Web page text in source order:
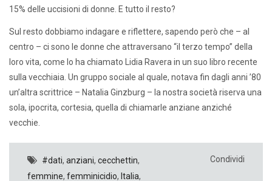
15% delle uccisioni di donne. E tutto il resto?
Sul resto dobbiamo indagare e riflettere, sapendo però che – al
centro – ci sono le donne che attraversano “il terzo tempo” della
loro vita, come lo ha chiamato Lidia Ravera in un suo libro recente
sulla vecchiaia. Un gruppo sociale al quale, notava fin dagli anni ’80
un’altra scrittrice – Natalia Ginzburg – la nostra società riserva una
sola, ipocrita, cortesia, quella di chiamarle anziane anziché
vecchie.
#dati, anziani, cecchettin,
femmine, femminicidio, Italia,
Condividi